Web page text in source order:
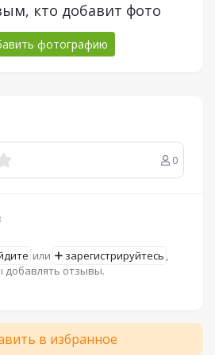
кто добавит фото
фотографию
0
или зарегистрируйтесь ,
добавлять отзывы.
в избранное